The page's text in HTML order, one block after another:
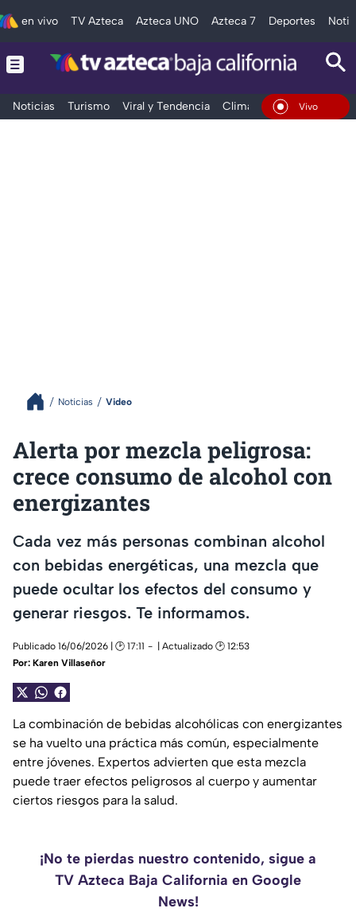
en vivo TV Azteca Azteca UNO Azteca 7 Deportes
Noticias Turismo Viral y Tendencia Clima Deportes
En Vivo
Noticias Video
Alerta por mezcla peligrosa:
crece consumo de alcohol con
energizantes
Cada vez más personas combinan alcohol
con bebidas energéticas, una mezcla que
puede ocultar los efectos del consumo y
generar riesgos. Te informamos.
Publicado 16/06/2026 | 🕑 17:11
| Actualizado 🕑 12:53
Por: Karen Villaseñor
La combinación de bebidas alcohólicas con energizantes
se ha vuelto una práctica más común, especialmente
entre jóvenes. Expertos advierten que esta mezcla
puede traer efectos peligrosos al cuerpo y aumentar
ciertos riesgos para la salud.
¡No te pierdas nuestro contenido, sigue a
TV Azteca Baja California en Google
News!